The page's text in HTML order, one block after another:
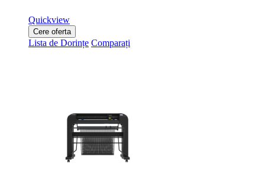
Quickview
Cere oferta
Lista de Dorințe Comparați